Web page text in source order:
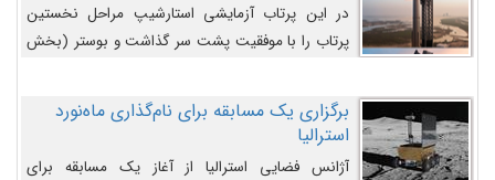
در این پرتاب آزمایشی استارشیپ مراحل نخستین
پرتاب را با موفقیت پشت سر گذاشت و بوستر (بخش
را وارد مسیر از پیش تعیین‌شده کند و سپس با یک
مکانیزم جدید با موفقیت از آن جدا شود. ‌
برگزاری یک مسابقه برای نام‌گذاری ماه‌نورد
استرالیا
آژانس فضایی استرالیا از آغاز یک مسابقه برای